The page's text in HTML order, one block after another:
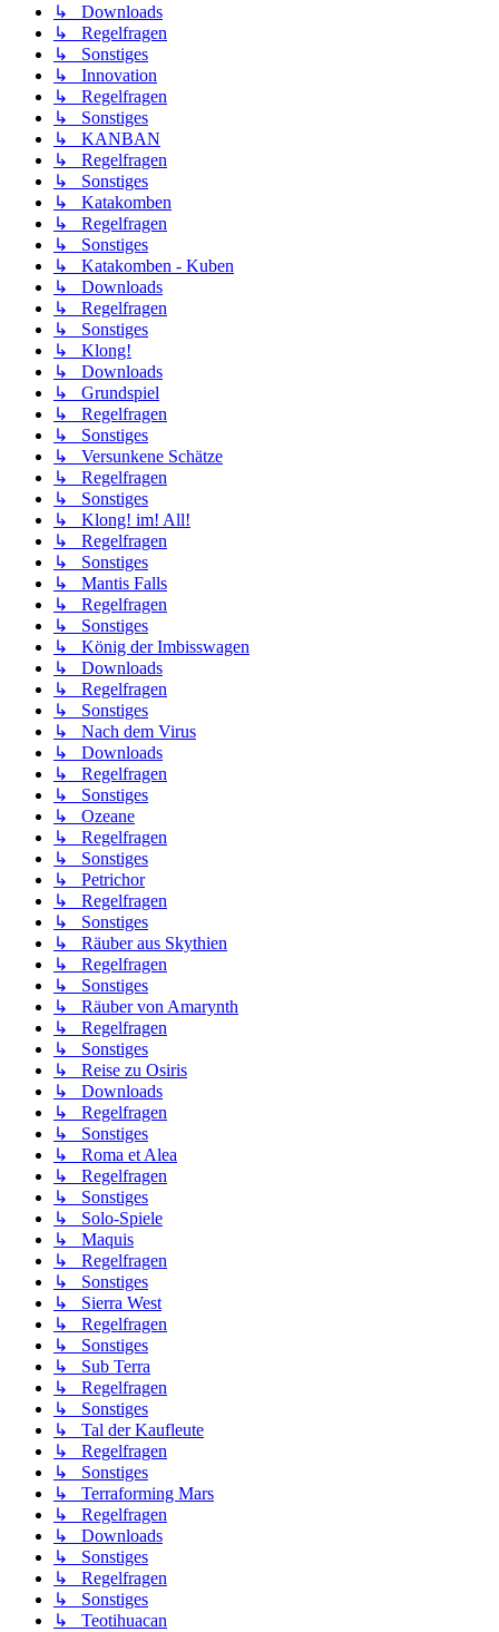
↳ Downloads
↳ Regelfragen
↳ Sonstiges
↳ Innovation
↳ Regelfragen
↳ Sonstiges
↳ KANBAN
↳ Regelfragen
↳ Sonstiges
↳ Katakomben
↳ Regelfragen
↳ Sonstiges
↳ Katakomben - Kuben
↳ Downloads
↳ Regelfragen
↳ Sonstiges
↳ Klong!
↳ Downloads
↳ Grundspiel
↳ Regelfragen
↳ Sonstiges
↳ Versunkene Schätze
↳ Regelfragen
↳ Sonstiges
↳ Klong! im! All!
↳ Regelfragen
↳ Sonstiges
↳ Mantis Falls
↳ Regelfragen
↳ Sonstiges
↳ König der Imbisswagen
↳ Downloads
↳ Regelfragen
↳ Sonstiges
↳ Nach dem Virus
↳ Downloads
↳ Regelfragen
↳ Sonstiges
↳ Ozeane
↳ Regelfragen
↳ Sonstiges
↳ Petrichor
↳ Regelfragen
↳ Sonstiges
↳ Räuber aus Skythien
↳ Regelfragen
↳ Sonstiges
↳ Räuber von Amarynth
↳ Regelfragen
↳ Sonstiges
↳ Reise zu Osiris
↳ Downloads
↳ Regelfragen
↳ Sonstiges
↳ Roma et Alea
↳ Regelfragen
↳ Sonstiges
↳ Solo-Spiele
↳ Maquis
↳ Regelfragen
↳ Sonstiges
↳ Sierra West
↳ Regelfragen
↳ Sonstiges
↳ Sub Terra
↳ Regelfragen
↳ Sonstiges
↳ Tal der Kaufleute
↳ Regelfragen
↳ Sonstiges
↳ Terraforming Mars
↳ Regelfragen
↳ Downloads
↳ Sonstiges
↳ Regelfragen
↳ Sonstiges
↳ Teotihuacan